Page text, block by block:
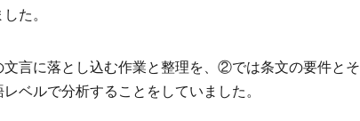
た。
言に落とし込む作業と整理を、②では条文の要件とそ
ベルで分析することをしていました。